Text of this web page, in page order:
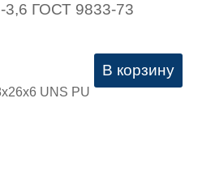
3,6 ГОСТ 9833-73
В корзину